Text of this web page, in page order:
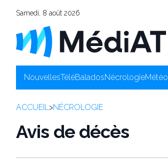
Samedi, 8 août 2026
NouvellesTéléBaladosNécrologieMétéo
ACCUEIL>NÉCROLOGIE
Avis de décès